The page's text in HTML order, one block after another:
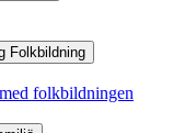
Folkbildning
folkbildningen